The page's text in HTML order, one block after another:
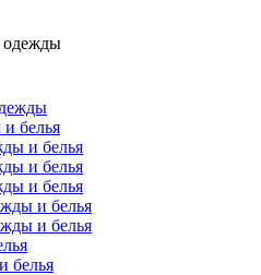
одежды
белья
и белья
и белья
и белья
и белья
и белья
белья